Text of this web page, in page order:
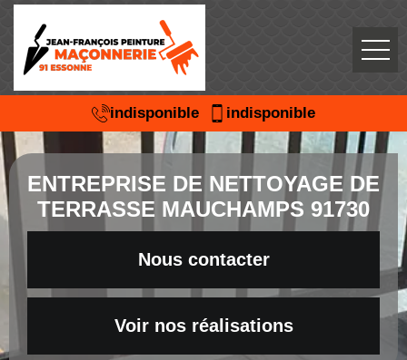
indisponible indisponible
ENTREPRISE DE NETTOYAGE DE
TERRASSE MAUCHAMPS 91730
Nous contacter
Voir nos réalisations